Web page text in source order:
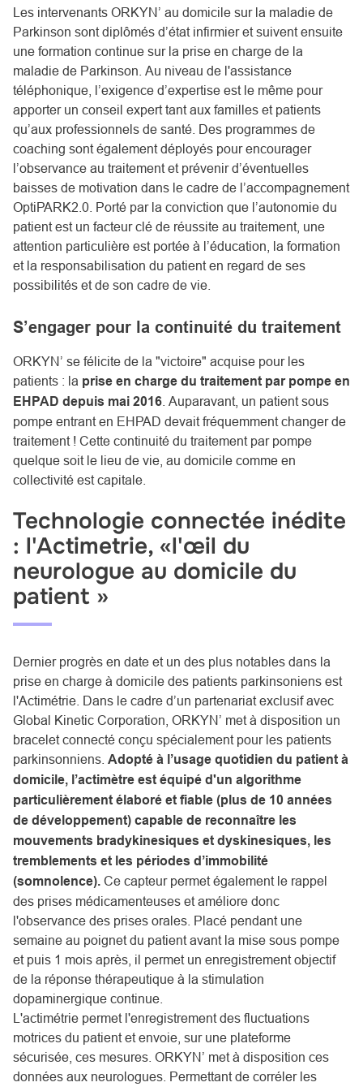
Les intervenants ORKYN’ au domicile sur la maladie de
Parkinson sont diplômés d’état infirmier et suivent ensuite
une formation continue sur la prise en charge de la
maladie de Parkinson. Au niveau de l'assistance
téléphonique, l’exigence d’expertise est le même pour
apporter un conseil expert tant aux familles et patients
qu’aux professionnels de santé. Des programmes de
coaching sont également déployés pour encourager
l’observance au traitement et prévenir d’éventuelles
baisses de motivation dans le cadre de l’accompagnement
OptiPARK2.0 . Porté par la conviction que l’autonomie du
patient est un facteur clé de réussite au traitement, une
attention particulière est portée à l’éducation, la formation
et la responsabilisation du patient en regard de ses
possibilités et de son cadre de vie.
S’engager pour la continuité du traitement
ORKYN’ se félicite de la "victoire" acquise pour les
patients : la prise en charge du traitement par pompe en
EHPAD depuis mai 2016 . Auparavant, un patient sous
pompe entrant en EHPAD devait fréquemment changer de
traitement ! Cette continuité du traitement par pompe
quelque soit le lieu de vie, au domicile comme en
collectivité est capitale.
Technologie connectée inédite
: l'Actimetrie, «l'œil du
neurologue au domicile du
patient »
Dernier progrès en date et un des plus notables dans la
prise en charge à domicile des patients parkinsoniens est
l'Actimétrie. Dans le cadre d’un partenariat exclusif avec
Global Kinetic Corporation, ORKYN’ met à disposition un
bracelet connecté conçu spécialement pour les patients
parkinsonniens. Adopté à l’usage quotidien du patient à
domicile, l’actimètre est équipé d'un algorithme
particulièrement élaboré et fiable (plus de 10 années
de développement) capable de reconnaître les
mouvements bradykinesiques et dyskinesiques, les
tremblements et les périodes d’immobilité
(somnolence). Ce capteur permet également le rappel
des prises médicamenteuses et améliore donc
l'observance des prises orales. Placé pendant une
semaine au poignet du patient avant la mise sous pompe
et puis 1 mois après, il permet un enregistrement objectif
de la réponse thérapeutique à la stimulation
dopaminergique continue.
L'actimétrie permet l'enregistrement des fluctuations
motrices du patient et envoie, sur une plateforme
sécurisée, ces mesures. ORKYN’ met à disposition ces
données aux neurologues. Permettant de corréler les